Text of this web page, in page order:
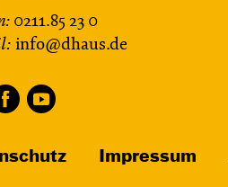
0211.85 23 0
info@dhaus.de
Impressum